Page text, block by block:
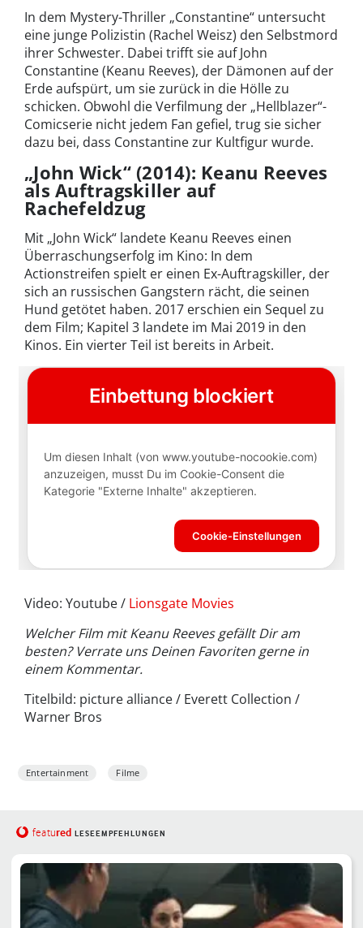
In dem Mystery-Thriller „Constantine“ untersucht
eine junge Polizistin (Rachel Weisz) den Selbstmord
ihrer Schwester. Dabei trifft sie auf John
Constantine (Keanu Reeves), der Dämonen auf der
Erde aufspürt, um sie zurück in die Hölle zu
schicken. Obwohl die Verfilmung der „Hellblazer“-
Comicserie nicht jedem Fan gefiel, trug sie sicher
dazu bei, dass Constantine zur Kultfigur wurde.
„John Wick“ (2014): Keanu Reeves
als Auftragskiller auf
Rachefeldzug
Mit „John Wick“ landete Keanu Reeves einen
Überraschungserfolg im Kino: In dem
Actionstreifen spielt er einen Ex-Auftragskiller, der
sich an russischen Gangstern rächt, die seinen
Hund getötet haben. 2017 erschien ein Sequel zu
dem Film; Kapitel 3 landete im Mai 2019 in den
Kinos. Ein vierter Teil ist bereits in Arbeit.
Video: Youtube / Lionsgate Movies
Welcher Film mit Keanu Reeves gefällt Dir am
besten? Verrate uns Deinen Favoriten gerne in
einem Kommentar.
Titelbild: picture alliance / Everett Collection /
Warner Bros
Entertainment Filme
featured LESEEMPFEHLUNGEN